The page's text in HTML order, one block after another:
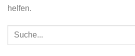
helfen.